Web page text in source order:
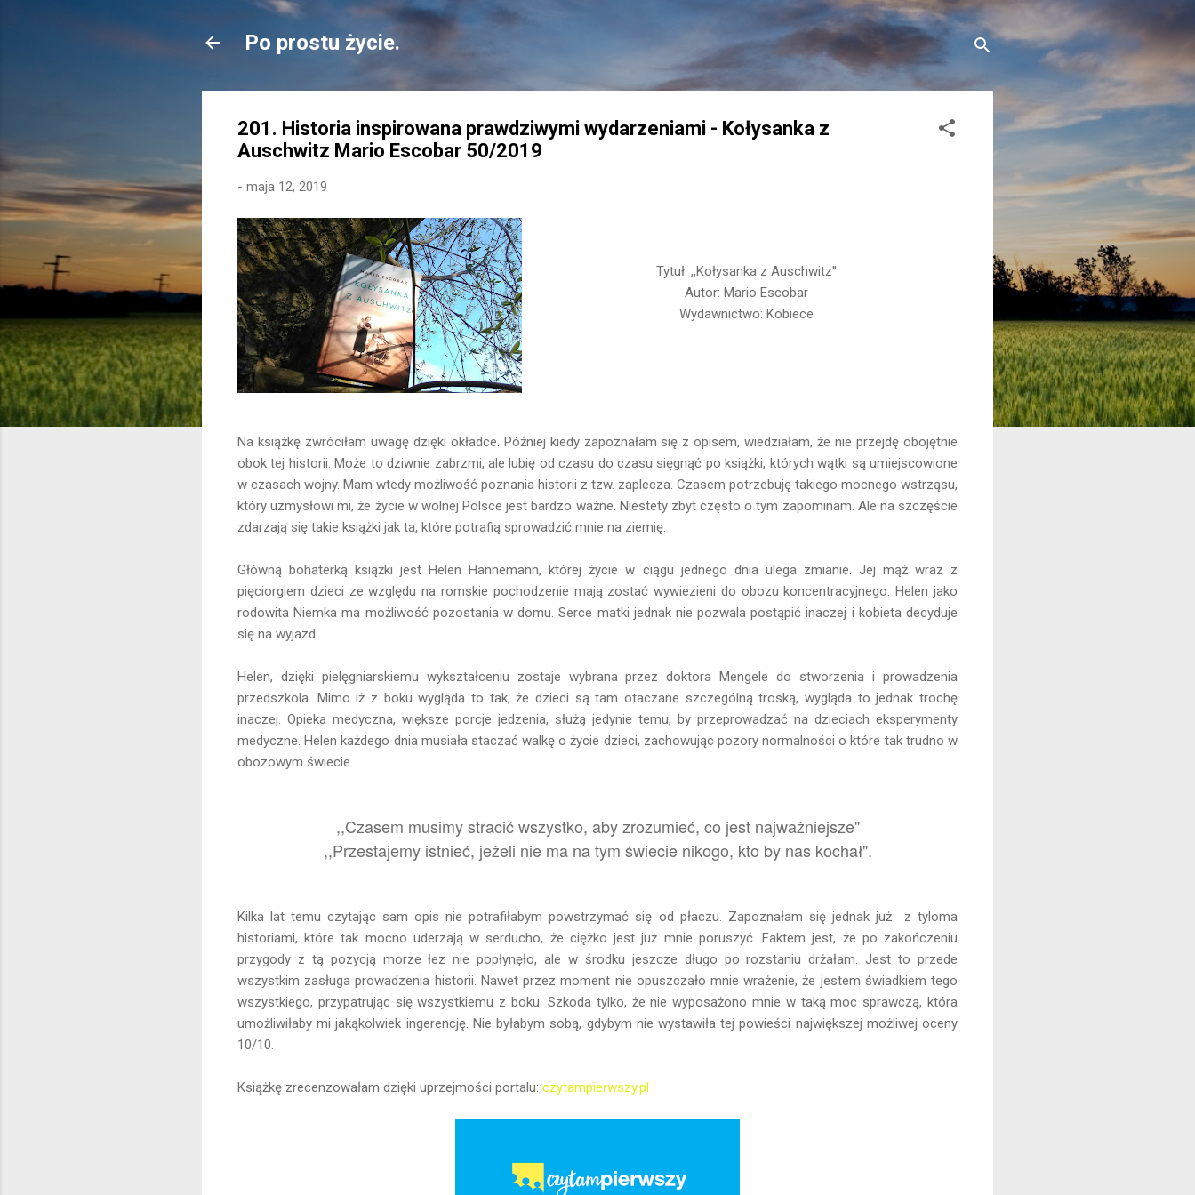
Po prostu życie.
201. Historia inspirowana prawdziwymi wydarzeniami - Kołysanka z
Auschwitz Mario Escobar 50/2019
- maja 12, 2019
Tytuł: ,,Kołysanka z Auschwitz''
Autor: Mario Escobar
Wydawnictwo: Kobiece
Na książkę zwróciłam uwagę dzięki okładce. Później kiedy zapoznałam się z opisem, wiedziałam, że nie przejdę obojętnie
obok tej historii. Może to dziwnie zabrzmi, ale lubię od czasu do czasu sięgnąć po książki, których wątki są umiejscowione
w czasach wojny. Mam wtedy możliwość poznania historii z tzw. zaplecza. Czasem potrzebuję takiego mocnego wstrząsu,
który uzmysłowi mi, że życie w wolnej Polsce jest bardzo ważne. Niestety zbyt często o tym zapominam. Ale na szczęście
zdarzają się takie książki jak ta, które potrafią sprowadzić mnie na ziemię.
Główną bohaterką książki jest Helen Hannemann, której życie w ciągu jednego dnia ulega zmianie. Jej mąż wraz z
pięciorgiem dzieci ze względu na romskie pochodzenie mają zostać wywiezieni do obozu koncentracyjnego. Helen jako
rodowita Niemka ma możliwość pozostania w domu. Serce matki jednak nie pozwala postąpić inaczej i kobieta decyduje
się na wyjazd.
Helen, dzięki pielęgniarskiemu wykształceniu zostaje wybrana przez doktora Mengele do stworzenia i prowadzenia
przedszkola. Mimo iż z boku wygląda to tak, że dzieci są tam otaczane szczególną troską, wygląda to jednak trochę
inaczej. Opieka medyczna, większe porcje jedzenia, służą jedynie temu, by przeprowadzać na dzieciach eksperymenty
medyczne. Helen każdego dnia musiała staczać walkę o życie dzieci, zachowując pozory normalności o które tak trudno w
obozowym świecie...
,,Czasem musimy stracić wszystko, aby zrozumieć, co jest najważniejsze''
,,Przestajemy istnieć, jeżeli nie ma na tym świecie nikogo, kto by nas kochał".
Kilka lat temu czytając sam opis nie potrafiłabym powstrzymać się od płaczu. Zapoznałam się jednak już z tyloma
historiami, które tak mocno uderzają w serducho, że ciężko jest już mnie poruszyć. Faktem jest, że po zakończeniu
przygody z tą pozycją morze łez nie popłynęło, ale w środku jeszcze długo po rozstaniu drżałam. Jest to przede
wszystkim zasługa prowadzenia historii. Nawet przez moment nie opuszczało mnie wrażenie, że jestem świadkiem tego
wszystkiego, przypatrując się wszystkiemu z boku. Szkoda tylko, że nie wyposażono mnie w taką moc sprawczą, która
umożliwiłaby mi jakąkolwiek ingerencję. Nie byłabym sobą, gdybym nie wystawiła tej powieści największej możliwej oceny
10/10.
Książkę zrecenzowałam dzięki uprzejmości portalu: czytampierwszy.pl